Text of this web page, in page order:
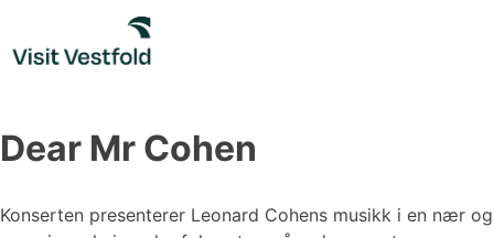
content
Dear Mr Cohen
Konserten presenterer Leonard Cohens musikk i en nær og